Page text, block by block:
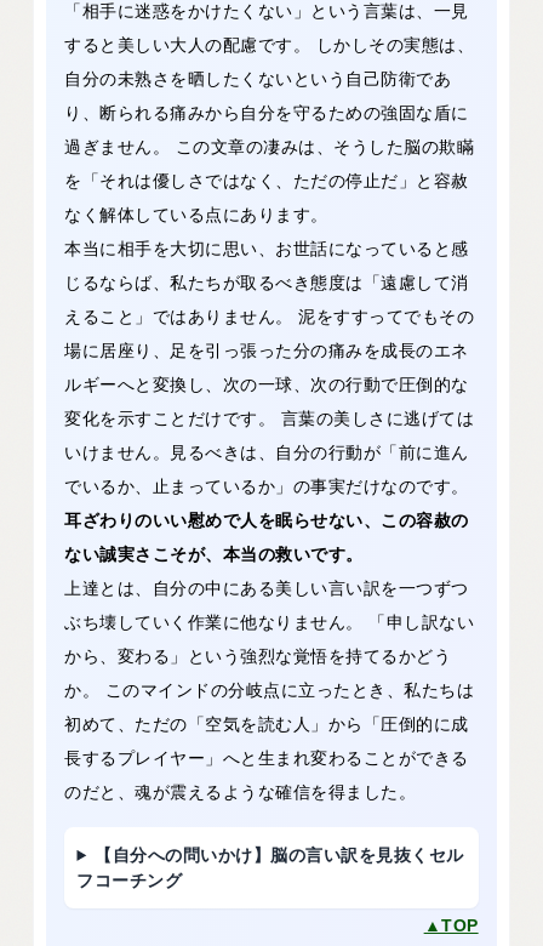
「相手に迷惑をかけたくない」という言葉は、一見
すると美しい大人の配慮です。 しかしその実態は、
自分の未熟さを晒したくないという自己防衛であ
り、断られる痛みから自分を守るための強固な盾に
過ぎません。 この文章の凄みは、そうした脳の欺瞞
を「それは優しさではなく、ただの停止だ」と容赦
なく解体している点にあります。
本当に相手を大切に思い、お世話になっていると感
じるならば、私たちが取るべき態度は「遠慮して消
えること」ではありません。 泥をすすってでもその
場に居座り、足を引っ張った分の痛みを成長のエネ
ルギーへと変換し、次の一球、次の行動で圧倒的な
変化を示すことだけです。 言葉の美しさに逃げては
いけません。見るべきは、自分の行動が「前に進ん
でいるか、止まっているか」の事実だけなのです。
耳ざわりのいい慰めで人を眠らせない、この容赦の
ない誠実さこそが、本当の救いです。
上達とは、自分の中にある美しい言い訳を一つずつ
ぶち壊していく作業に他なりません。 「申し訳ない
から、変わる」という強烈な覚悟を持てるかどう
か。 このマインドの分岐点に立ったとき、私たちは
初めて、ただの「空気を読む人」から「圧倒的に成
長するプレイヤー」へと生まれ変わることができる
のだと、魂が震えるような確信を得ました。
【自分への問いかけ】脳の言い訳を見抜くセル
フコーチング
▲TOP